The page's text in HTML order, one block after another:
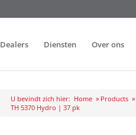
Dealers Diensten Over ons
U bevindt zich hier: Home » Products »
TH 5370 Hydro | 37 pk